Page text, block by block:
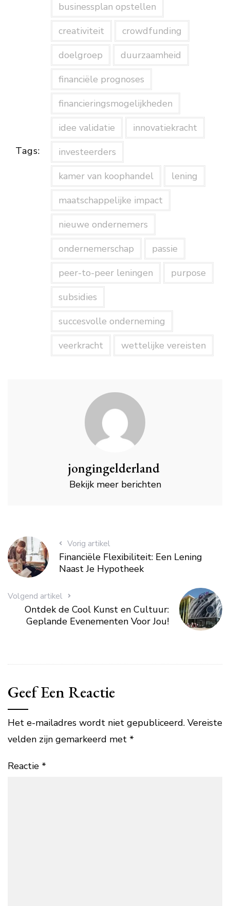
Tags:
businessplan opstellen
creativiteit
crowdfunding
doelgroep
duurzaamheid
financiële prognoses
financieringsmogelijkheden
idee validatie
innovatiekracht
investeerders
kamer van koophandel
lening
maatschappelijke impact
nieuwe ondernemers
ondernemerschap
passie
peer-to-peer leningen
purpose
subsidies
succesvolle onderneming
veerkracht
wettelijke vereisten
jongingelderland
Bekijk meer berichten
Vorig artikel
Financiële Flexibiliteit: Een Lening
Naast Je Hypotheek
Volgend artikel
Ontdek de Cool Kunst en Cultuur:
Geplande Evenementen Voor Jou!
Geef Een Reactie
Het e-mailadres wordt niet gepubliceerd. Vereiste
velden zijn gemarkeerd met *
Reactie *